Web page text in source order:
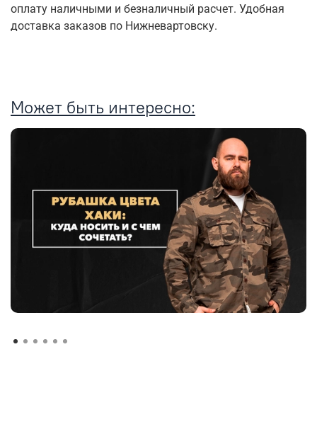
оплату наличными и безналичный расчет. Удобная
доставка заказов по Нижневартовску.
Может быть интересно: